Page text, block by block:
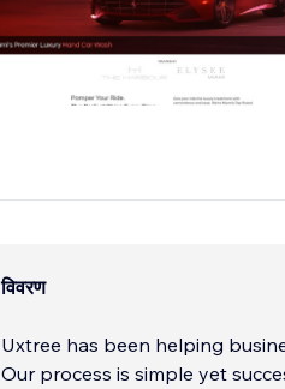
विवरण
Uxtree has been helping
Our process is simple yet